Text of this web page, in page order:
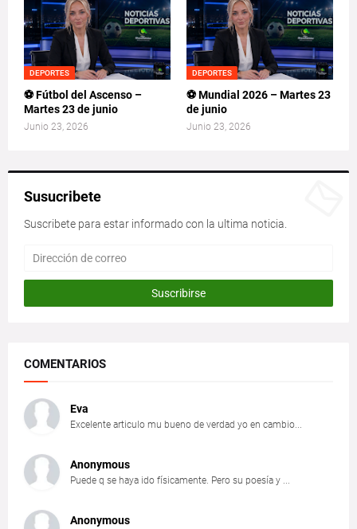
DEPORTES
⚽ Fútbol del Ascenso –
Martes 23 de junio
Junio 23, 2026
DEPORTES
⚽ Mundial 2026 – Martes 23
de junio
Junio 23, 2026
Susucribete
Suscribete para estar informado con la ultima noticia.
COMENTARIOS
Eva
Excelente articulo mu bueno de verdad yo en cambio...
Anonymous
Puede q se haya ido físicamente. Pero su poesía y ...
Anonymous